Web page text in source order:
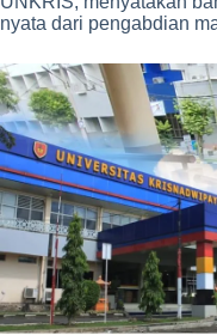
nyata dari pengabdian